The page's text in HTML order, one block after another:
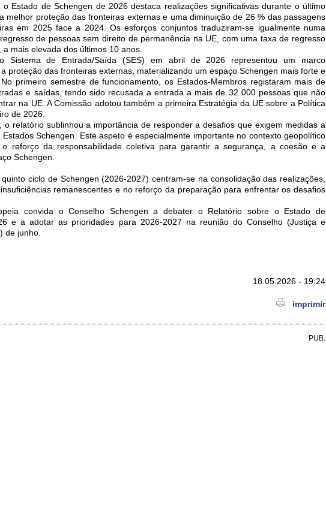
o Estado de Schengen de 2026 destaca realizações significativas durante o último
melhor proteção das fronteiras externas e uma diminuição de 26 % das passagens
em 2025 face a 2024. Os esforços conjuntos traduziram-se igualmente numa
de pessoas sem direito de permanência na UE, com uma taxa de regresso
mais elevada dos últimos 10 anos.
Sistema de Entrada/Saída (SES) em abril de 2026 representou um marco
proteção das fronteiras externas, materializando um espaço Schengen mais forte e
primeiro semestre de funcionamento, os Estados-Membros registaram mais de
e saídas, tendo sido recusada a entrada a mais de 32 000 pessoas que não
na UE. A Comissão adotou também a primeira Estratégia da UE sobre a Política
de 2026.
o relatório sublinhou a importância de responder a desafios que exigem medidas a
Schengen. Este aspeto é especialmente importante no contexto geopolítico
reforço da responsabilidade coletiva para garantir a segurança, a coesão e a
Schengen.
ciclo de Schengen (2026-2027) centram-se na consolidação das realizações,
remanescentes e no reforço da preparação para enfrentar os desafios
convida o Conselho Schengen a debater o Relatório sobre o Estado de
e a adotar as prioridades para 2026-2027 na reunião do Conselho (Justiça e
de junho.
18.05.2026 - 19:24
imprimir
PUB.